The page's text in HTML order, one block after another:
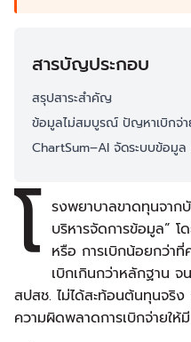
สารบัญประกอบ
สรุปสาระสำคัญ
ข้อมูลไม่สมบูรณ์ ปัญหาเบิกจ่า
ChartSum–AI จัดระบบข้อมูล
โ รงพยาบาลขาดทุนจาก
บริหารจัดการข้อมูล”
หรือ การเบิกน้อยกว่า
เบิกเกินกว่าหลักฐาน จ
สปสช. ไม่ได้สะท้อนต้นทุนจริง
ความผิดพลาดการเบิกจ่ายให้